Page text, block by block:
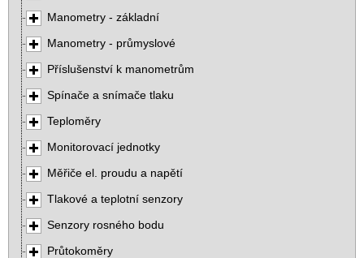
Manometry - základní
Manometry - průmyslové
Příslušenství k manometrům
Spínače a snímače tlaku
Teploměry
Monitorovací jednotky
Měřiče el. proudu a napětí
Tlakové a teplotní senzory
Senzory rosného bodu
Průtokoměry